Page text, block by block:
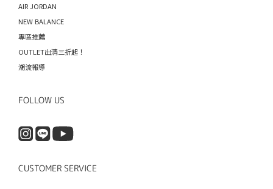
AIR JORDAN
NEW BALANCE
專區推薦
OUTLET出清三折起！
潮流報導
FOLLOW US
CUSTOMER SERVICE